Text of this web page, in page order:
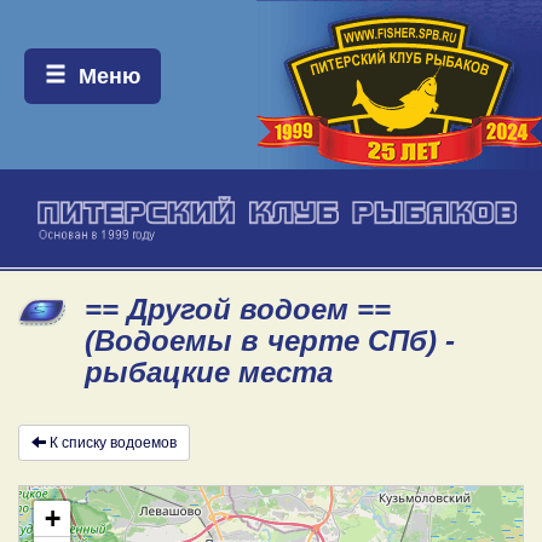
Меню:
Меню
== Другой водоем ==
(Водоемы в черте СПб) -
рыбацкие места
К списку водоемов
+